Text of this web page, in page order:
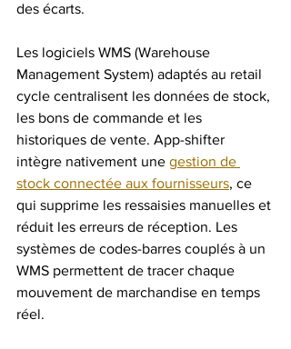
des écarts.
Les logiciels WMS (Warehouse
Management System) adaptés au retail
cycle centralisent les données de stock,
les bons de commande et les
historiques de vente. App-shifter
intègre nativement une gestion de
stock connectée aux fournisseurs, ce
qui supprime les ressaisies manuelles et
réduit les erreurs de réception. Les
systèmes de codes-barres couplés à un
WMS permettent de tracer chaque
mouvement de marchandise en temps
réel.